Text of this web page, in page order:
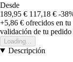
Desde
189,95 € 117,18 € -
+5,86 € ofrecidos en
validación de tu pedido
Loading...
Descripción